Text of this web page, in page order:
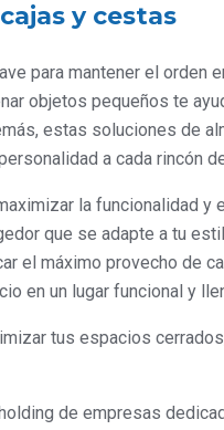
y cestas
para mantener el orden
objetos pequeños te
estas soluciones de
a cada rincón
la funcionalidad y
que se adapte a tu
el máximo provecho de
en un lugar funcional y
tus espacios
de empresas